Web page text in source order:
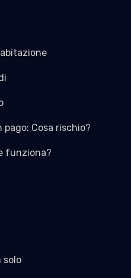
Cosa rischio?
funziona?
solo